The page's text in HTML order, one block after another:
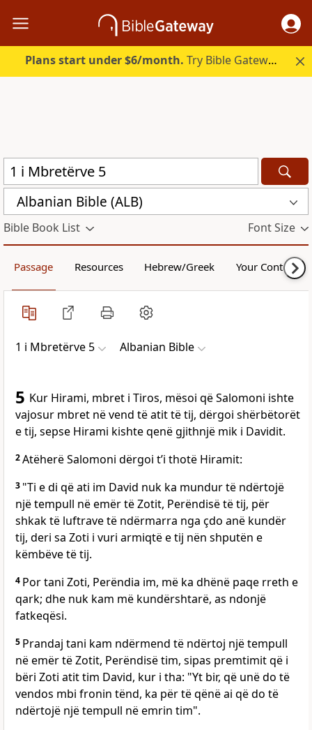
Plans start under $6/month. Try Bible Gateway Plus.
Albanian Bible (ALB)
Bible Book List Font Size
Passage Resources Hebrew/Greek Your Content
1 i Mbretërve 5 Albanian Bible
5 Kur Hirami, mbret i Tiros, mësoi që Salomoni ishte
vajosur mbret në vend të atit të tij, dërgoi shërbëtorët
e tij, sepse Hirami kishte qenë gjithnjë mik i Davidit.
2Atëherë Salomoni dërgoi t’i thotë Hiramit:
3 "Ti e di që ati im David nuk ka mundur të ndërtojë
një tempull në emër të Zotit, Perëndisë të tij, për
shkak të luftrave të ndërmarra nga çdo anë kundër
tij, deri sa Zoti i vuri armiqtë e tij nën shputën e
këmbëve të tij.
4 Por tani Zoti, Perëndia im, më ka dhënë paqe rreth e
qark; dhe nuk kam më kundërshtarë, as ndonjë
fatkeqësi.
5 Prandaj tani kam ndërmend të ndërtoj një tempull
në emër të Zotit, Perëndisë tim, sipas premtimit që i
bëri Zoti atit tim David, kur i tha: "Yt bir, që unë do të
vendos mbi fronin tënd, ka për të qënë ai që do të
ndërtojë një tempull në emrin tim".